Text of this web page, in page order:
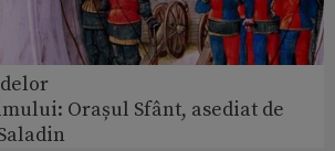
Orașul Sfânt, asediat de